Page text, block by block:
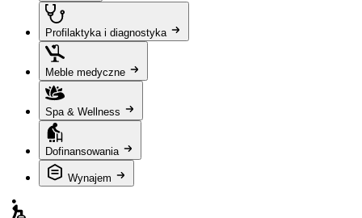
Profilaktyka i diagnostyka
Meble medyczne
Spa & Wellness
Dofinansowania
Wynajem